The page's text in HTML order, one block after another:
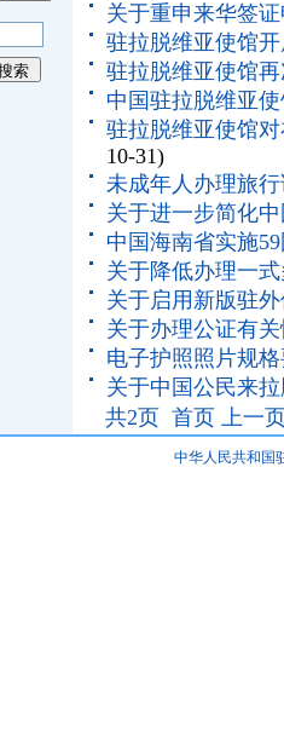
关于重申来华签
驻拉脱维亚使馆
驻拉脱维亚使馆
中国驻拉脱维亚
驻拉脱维亚使馆
10-31)
未成年人办理旅
关于进一步简化
中国海南省实施
关于降低办理一
关于启用新版驻
关于办理公证有
电子护照照片规
关于中国公民来
共2页 首页 上一
中华人民共和国